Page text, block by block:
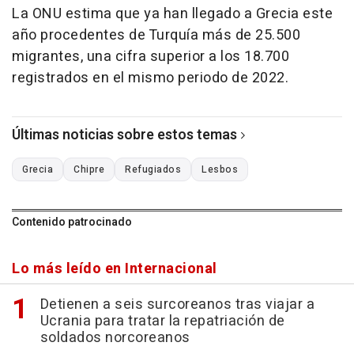
La ONU estima que ya han llegado a Grecia este
año procedentes de Turquía más de 25.500
migrantes, una cifra superior a los 18.700
registrados en el mismo periodo de 2022.
Últimas noticias sobre estos temas
Grecia Chipre Refugiados Lesbos
Contenido patrocinado
Lo más leído en Internacional
Detienen a seis surcoreanos tras viajar a
Ucrania para tratar la repatriación de
soldados norcoreanos